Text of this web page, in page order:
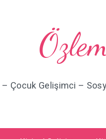
Çocuk Gelişimci –